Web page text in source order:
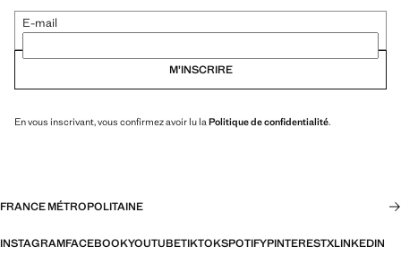
E-mail
M’INSCRIRE
En vous inscrivant, vous confirmez avoir lu la Politique de confidentialité.
FRANCE MÉTROPOLITAINE
INSTAGRAMFACEBOOKYOUTUBETIKTOKSPOTIFYPINTERESTXLINKEDIN